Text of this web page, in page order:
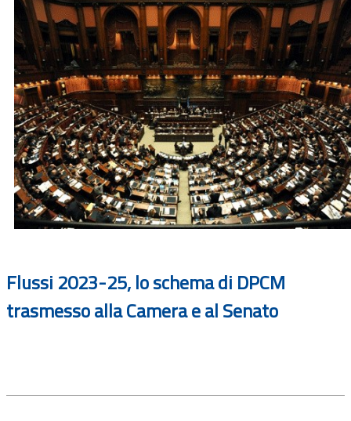
Flussi 2023-25, lo schema di DPCM
trasmesso alla Camera e al Senato